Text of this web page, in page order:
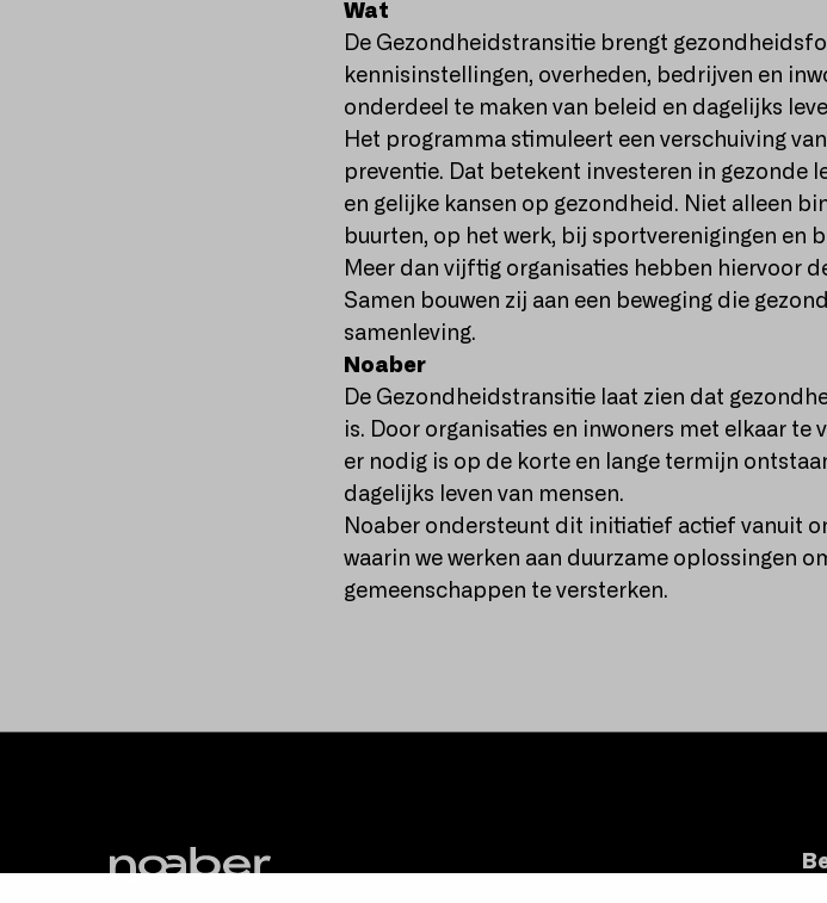
Wat
De Gezondheidstransitie brengt
kennisinstellingen, overheden, bedrijven en
onderdeel te maken van beleid en dagelijks
Het programma stimuleert een verschuiving
preventie. Dat betekent investeren in gezonde
en gelijke kansen op gezondheid. Niet alleen
buurten, op het werk, bij sportverenigingen en
Meer dan vijftig organisaties hebben hiervoor
Samen bouwen zij aan een beweging die
samenleving.
Noaber
De Gezondheidstransitie laat zien dat
is. Door organisaties en inwoners met elkaar te
er nodig is op de korte en lange termijn
dagelijks leven van mensen.
Noaber ondersteunt dit initiatief actief vanuit
waarin we werken aan duurzame oplossingen
gemeenschappen te versterken.